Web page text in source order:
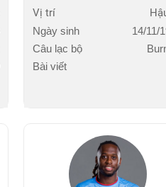
Vị trí
Ngày sinh
14/11/
Câu lạc bộ
Bài viết